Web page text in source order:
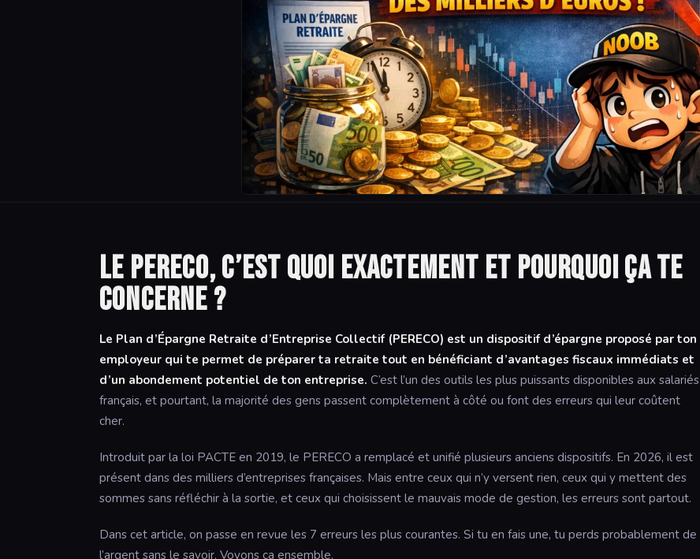
Le PERECO, c’est quoi exactement et pourquoi ça te
concerne ?
Le Plan d’Épargne Retraite d’Entreprise Collectif (PERECO) est un dispositif d’épargne proposé par ton
employeur qui te permet de préparer ta retraite tout en bénéficiant d’avantages fiscaux immédiats et
d’un abondement potentiel de ton entreprise. C’est l’un des outils les plus puissants disponibles aux salariés
français, et pourtant, la majorité des gens passent complètement à côté ou font des erreurs qui leur coûtent
cher.
Introduit par la loi PACTE en 2019, le PERECO a remplacé et unifié plusieurs anciens dispositifs. En 2026, il est
présent dans des milliers d’entreprises françaises. Mais entre ceux qui n’y versent rien, ceux qui y mettent des
sommes sans réfléchir à la sortie, et ceux qui choisissent le mauvais mode de gestion, les erreurs sont partout.
Dans cet article, on passe en revue les 7 erreurs les plus courantes. Si tu en fais une, tu perds probablement de
l’argent sans le savoir. Voyons ça ensemble.